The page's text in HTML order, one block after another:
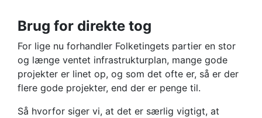
Brug for direkte tog
For lige nu forhandler Folketingets partier en stor
og længe ventet infrastrukturplan, mange gode
projekter er linet op, og som det ofte er, så er der
flere gode projekter, end der er penge til.
Så hvorfor siger vi, at det er særlig vigtigt, at